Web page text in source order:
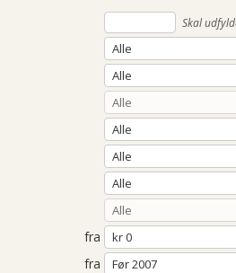
Skal
fra
fra